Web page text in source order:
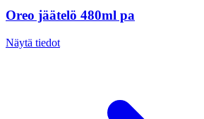
Oreo jäätelö 480ml pa
Näytä tiedot